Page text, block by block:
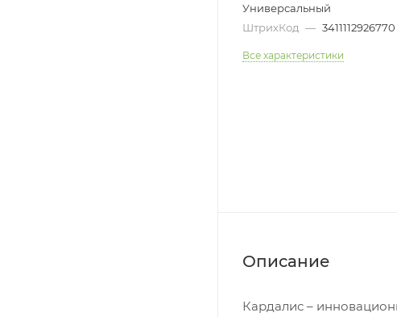
Универсальный
ШтрихКод — 3411112926770
Все характеристики
Описание
Кардалис –